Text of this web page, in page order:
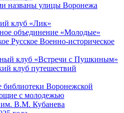
названы улицы Воронежа
клуб «Лик»
объединение «Молодые»
Русское Военно-историческое
клуб «Встречи с Пушкиным»
клуб путешествий
Воронежской
с молодежью
В.М. Кубанева